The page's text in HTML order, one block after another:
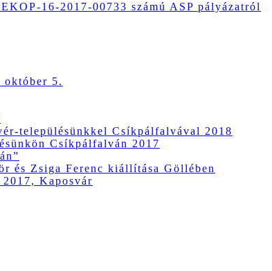
16-2017-00733 számú ASP pályázatról
október 5.
településünkkel Csíkpálfalvával 2018
Csíkpálfalván 2017
és Zsiga Ferenc kiállítása Göllében
Kaposvár